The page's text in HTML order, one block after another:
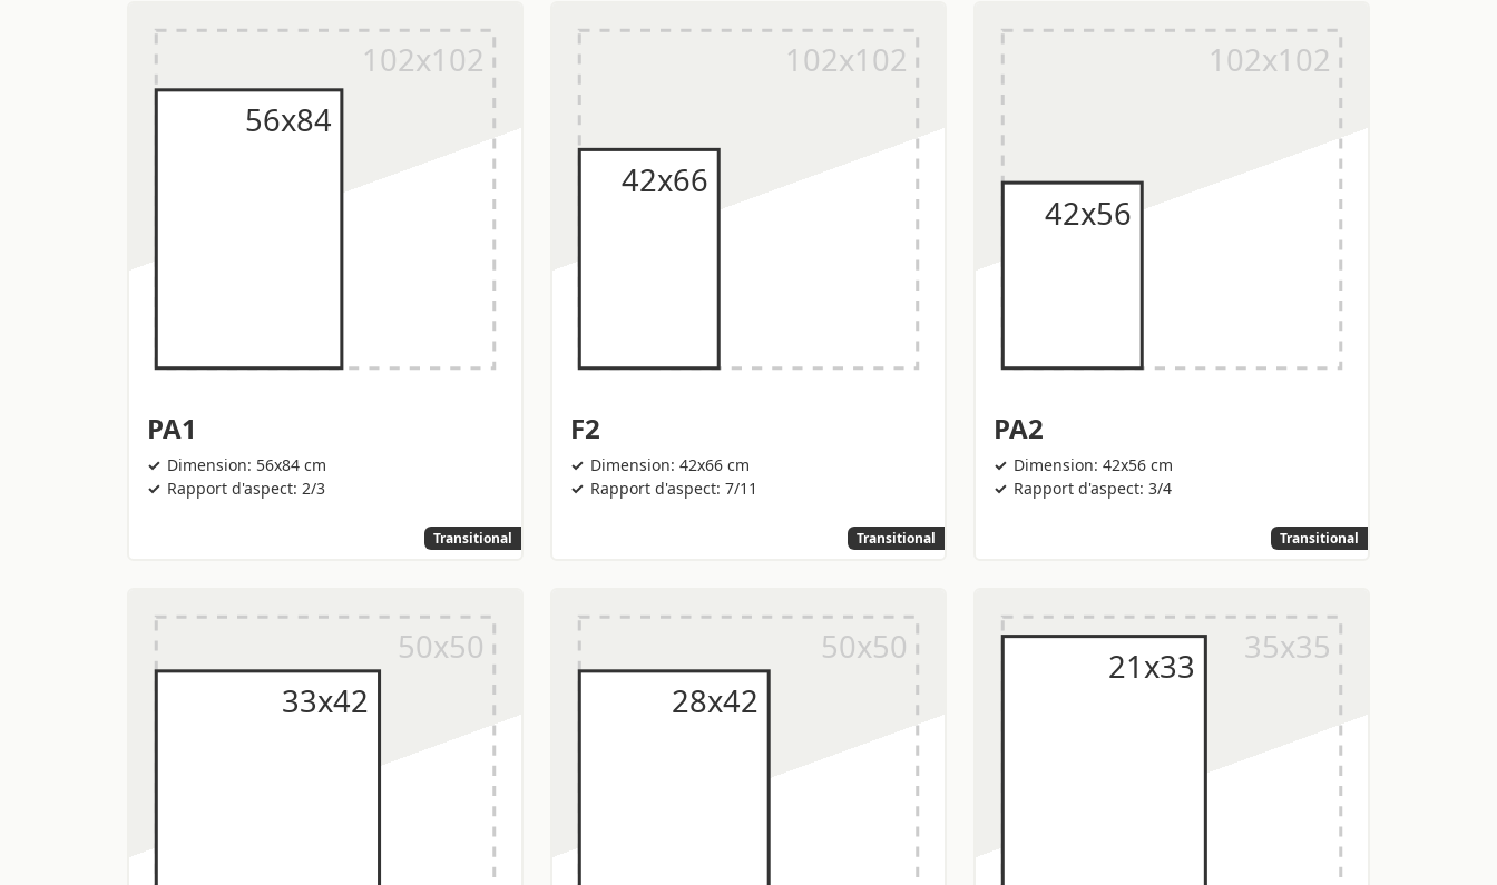
PA1
Dimension: 56x84 cm
Rapport d'aspect: 2/3
Transitional
F2
Dimension: 42x66 cm
Rapport d'aspect: 7/11
Transitional
PA2
Dimension: 42x56 cm
Rapport d'aspect: 3/4
Transitional